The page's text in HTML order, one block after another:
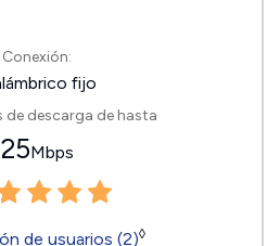
Conexión:
fijo
de descarga de hasta
25Mbps
de usuarios (2)◊